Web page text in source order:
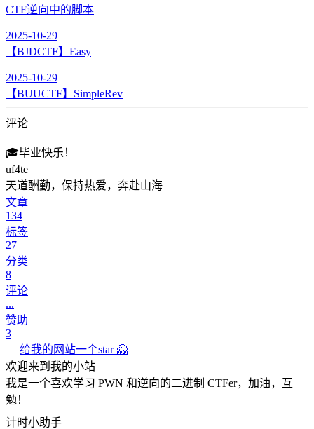
CTF逆向中的脚本
2025-10-29
【BJDCTF】Easy
2025-10-29
【BUUCTF】SimpleRev
评论
🎓毕业快乐！
uf4te
天道酬勤，保持热爱，奔赴山海
文章
134
标签
27
分类
8
评论
...
赞助
3
给我的网站一个star 🤗
欢迎来到我的小站
我是一个喜欢学习 PWN 和逆向的二进制 CTFer，加油，互
勉！
计时小助手